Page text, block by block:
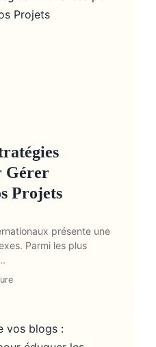
Gérer
Projets
présente une
Parmi les plus